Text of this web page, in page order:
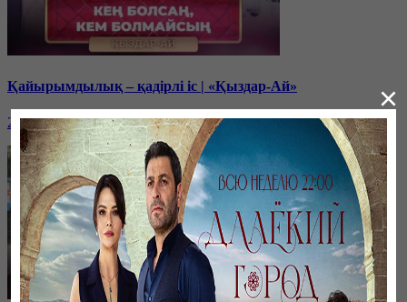
Қайырымдылық – қадірлі іс | «Қыздар-Ай»
20 декабря, 17:00
×